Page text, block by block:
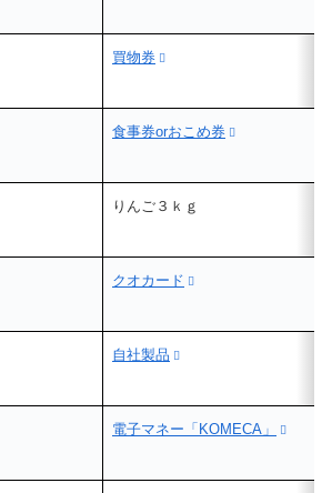
買物券
食事券orおこめ券
りんご３ｋｇ
クオカード
自社製品
電子マネー「KOMECA」